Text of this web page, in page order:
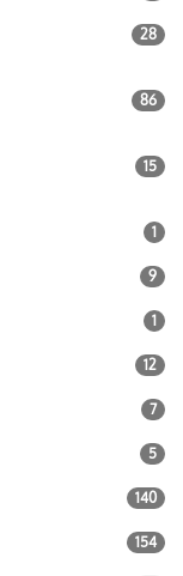
28
86
15
1
9
1
12
7
5
140
154